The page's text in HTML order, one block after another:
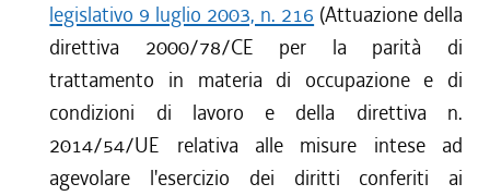
legislativo 9 luglio 2003, n. 216 (Attuazione della
direttiva 2000/78/CE per la parità di
trattamento in materia di occupazione e di
condizioni di lavoro e della direttiva n.
2014/54/UE relativa alle misure intese ad
agevolare l'esercizio dei diritti conferiti ai